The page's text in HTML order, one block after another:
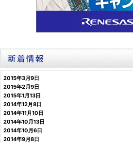
2015年3月9日
2015年2月9日
2015年1月13日
2014年12月8日
2014年11月10日
2014年10月13日
2014年10月6日
2014年9月8日